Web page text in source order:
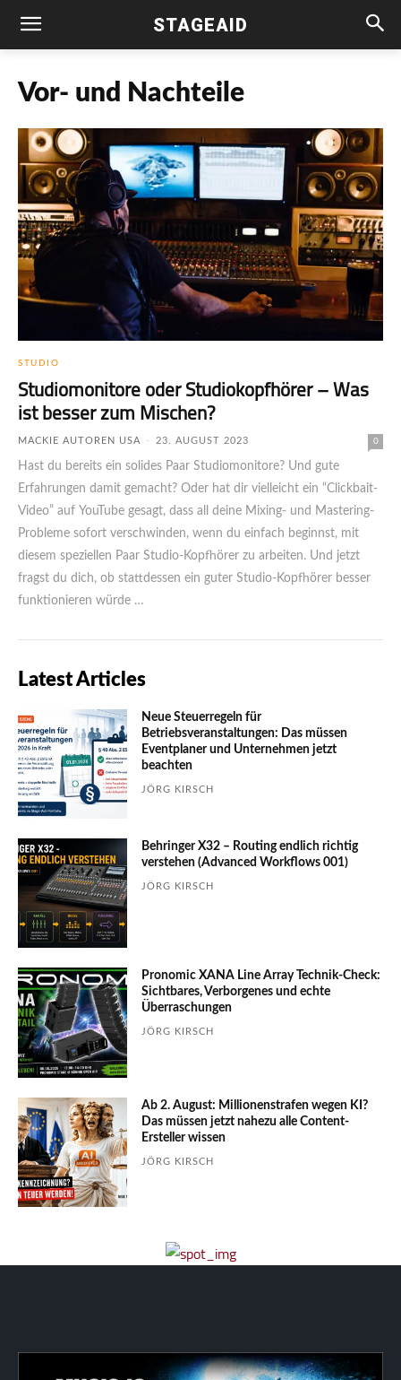
STAGEAID
Vor- und Nachteile
STUDIO
Studiomonitore oder Studiokopfhörer – Was
ist besser zum Mischen?
MACKIE AUTOREN USA - 23. AUGUST 2023 0
Hast du bereits ein solides Paar Studiomonitore? Und gute
Erfahrungen damit gemacht? Oder hat dir vielleicht ein “Clickbait-
Video” auf YouTube gesagt, dass all deine Mixing- und Mastering-
Probleme sofort verschwinden, wenn du einfach beginnst, mit
diesem speziellen Paar Studio-Kopfhörer zu arbeiten. Und jetzt
fragst du dich, ob stattdessen ein guter Studio-Kopfhörer besser
funktionieren würde …
Latest Articles
Neue Steuerregeln für
Betriebsveranstaltungen: Das müssen
Eventplaner und Unternehmen jetzt
beachten
JÖRG KIRSCH
Behringer X32 – Routing endlich richtig
verstehen (Advanced Workflows 001)
JÖRG KIRSCH
Pronomic XANA Line Array Technik-Check:
Sichtbares, Verborgenes und echte
Überraschungen
JÖRG KIRSCH
Ab 2. August: Millionenstrafen wegen KI?
Das müssen jetzt nahezu alle Content-
Ersteller wissen
JÖRG KIRSCH